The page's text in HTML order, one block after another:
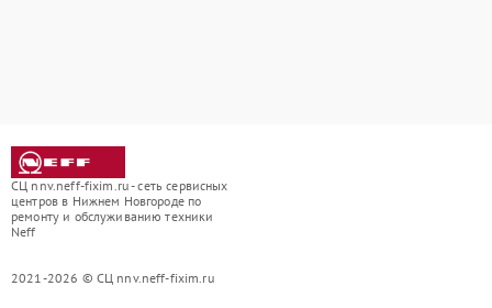
СЦ nnv.neff-fixim.ru - сеть сервисных
центров в Нижнем Новгороде по
ремонту и обслуживанию техники
Neff
2021-2026 © СЦ nnv.neff-fixim.ru